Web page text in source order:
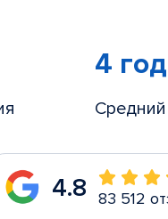
4
4.8 83 512